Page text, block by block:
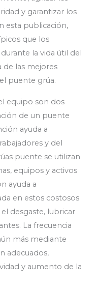
y garantizar los
esta publicación,
que los
la vida útil del
de las mejores
puente grúa.
equipo son dos
de un puente
ayuda a
y del
puente se utilizan
equipos y activos
ayuda a
en estos costosos
desgaste, lubricar
La frecuencia
más mediante
adecuados,
y aumento de la